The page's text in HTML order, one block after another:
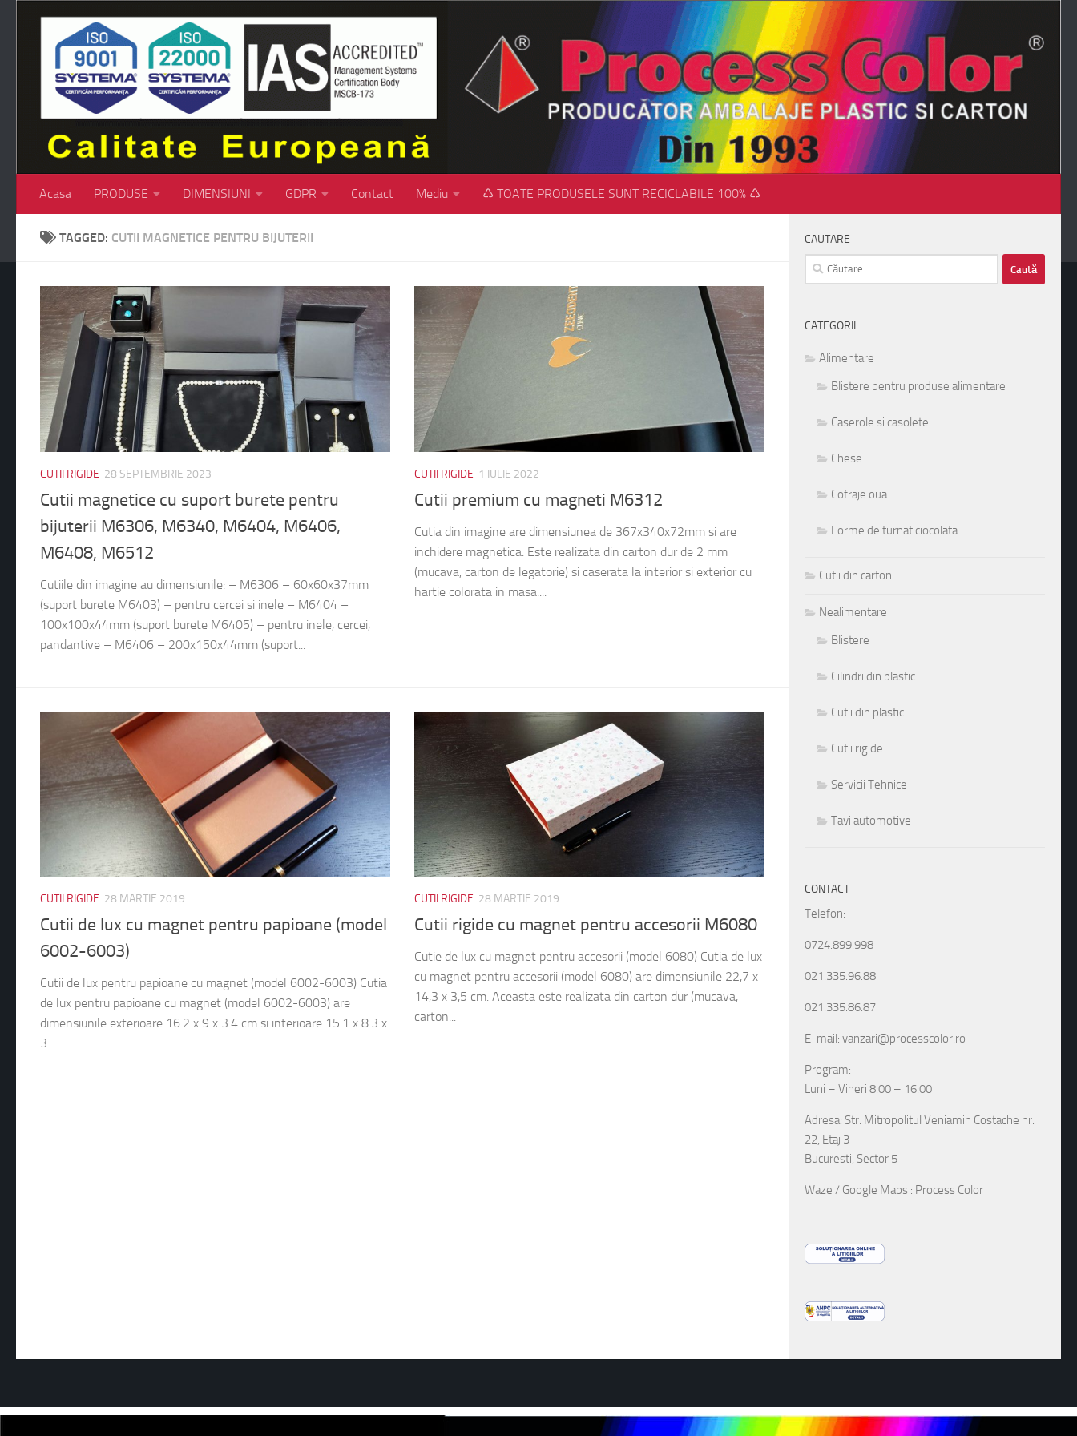
Skip to content
Acasa PRODUSE DIMENSIUNI GDPR Contact Mediu ♺ TOATE PRODUSELE SUNT RECICLABILE 100% ♺
TAGGED: CUTII MAGNETICE PENTRU BIJUTERII
CUTII RIGIDE 28 SEPTEMBRIE 2023
Cutii magnetice cu suport burete pentru
bijuterii M6306, M6340, M6404, M6406,
M6408, M6512
Cutiile din imagine au dimensiunile: – M6306 – 60x60x37mm
(suport burete M6403) – pentru cercei si inele – M6404 –
100x100x44mm (suport burete M6405) – pentru inele, cercei,
pandantive – M6406 – 200x150x44mm (suport...
CUTII RIGIDE 1 IULIE 2022
Cutii premium cu magneti M6312
Cutia din imagine are dimensiunea de 367x340x72mm si are
inchidere magnetica. Este realizata din carton dur de 2 mm
(mucava, carton de legatorie) si caserata la interior si exterior cu
hartie colorata in masa....
CUTII RIGIDE 28 MARTIE 2019
Cutii de lux cu magnet pentru papioane (model
6002-6003)
Cutii de lux pentru papioane cu magnet (model 6002-6003) Cutia
de lux pentru papioane cu magnet (model 6002-6003) are
dimensiunile exterioare 16.2 x 9 x 3.4 cm si interioare 15.1 x 8.3 x
3...
CUTII RIGIDE 28 MARTIE 2019
Cutii rigide cu magnet pentru accesorii M6080
Cutie de lux cu magnet pentru accesorii (model 6080) Cutia de lux
cu magnet pentru accesorii (model 6080) are dimensiunile 22,7 x
14,3 x 3,5 cm. Aceasta este realizata din carton dur (mucava,
carton...
CAUTARE
Caută
după:
CATEGORII
Alimentare
Blistere pentru produse alimentare
Caserole si casolete
Chese
Cofraje oua
Forme de turnat ciocolata
Cutii din carton
Nealimentare
Blistere
Cilindri din plastic
Cutii din plastic
Cutii rigide
Servicii Tehnice
Tavi automotive
CONTACT
Telefon:
0724.899.998
021.335.96.88
021.335.86.87
E-mail: vanzari@processcolor.ro
Program:
Luni – Vineri 8:00 – 16:00
Adresa: Str. Mitropolitul Veniamin Costache nr.
22, Etaj 3
Bucuresti, Sector 5
Waze / Google Maps : Process Color